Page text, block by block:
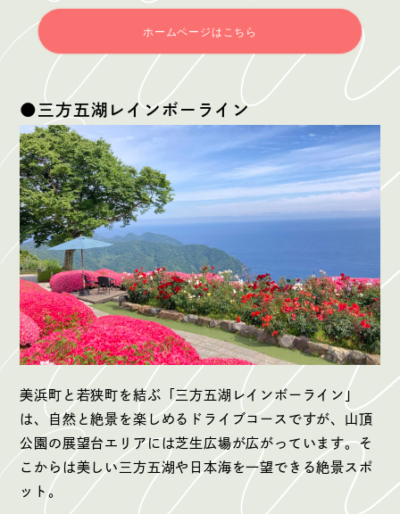
ホームページはこちら
●三方五湖レインボーライン
美浜町と若狭町を結ぶ「三方五湖レインボーライン」
は、自然と絶景を楽しめるドライブコースですが、山頂
公園の展望台エリアには芝生広場が広がっています。そ
こからは美しい三方五湖や日本海を一望できる絶景スポ
ット。